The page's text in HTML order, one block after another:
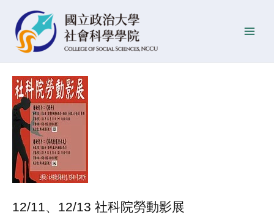
12/11、12/13 社科院勞動影展
navigation
佈
日